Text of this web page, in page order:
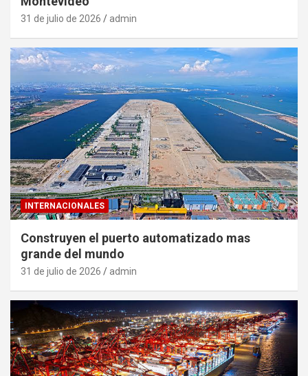
31 de julio de 2026 admin
INTERNACIONALES
Construyen el puerto automatizado mas
grande del mundo
31 de julio de 2026 admin